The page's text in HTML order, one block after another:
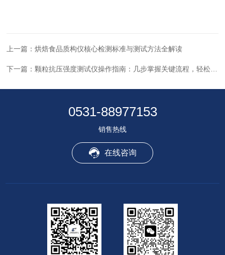
上一篇：烘焙食品质构仪核心检测标准与测试方法全解读
下一篇：颗粒抗压强度测试仪操作指南：几步掌握关键流程，轻松搞定测试！
0531-88977153
销售热线
在线咨询